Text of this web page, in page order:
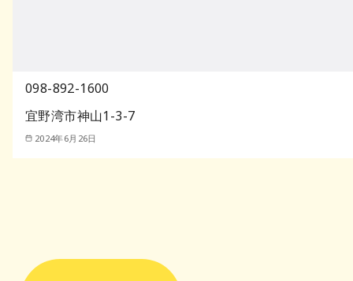
098-892-1600
宜野湾市神山1-3-7
2024年6月26日